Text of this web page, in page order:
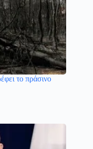
το πράσινο